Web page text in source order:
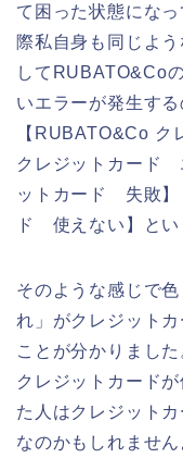
て困った状態にな
際私自身も同じよ
してRUBATO&Co
いエラーが発生す
【RUBATO&Co
クレジットカード
ットカード 失敗】
ド 使えない】とい
そのような感じで
れ」がクレジット
ことが分かりまし
クレジットカード
た人はクレジット
なのかもしれません